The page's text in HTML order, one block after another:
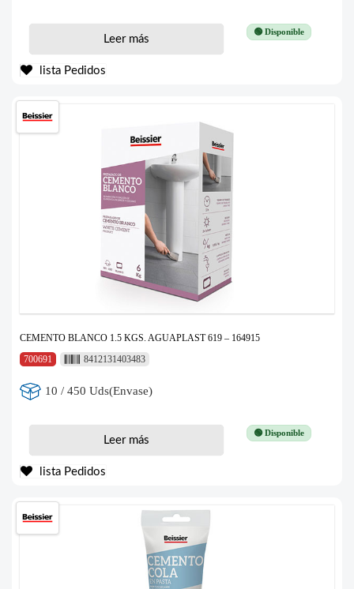
🟢 Disponible
Leer más
lista Pedidos
CEMENTO BLANCO 1.5 KGS. AGUAPLAST 619 – 164915
700691
8412131403483
10 / 450 Uds(Envase)
🟢 Disponible
Leer más
lista Pedidos